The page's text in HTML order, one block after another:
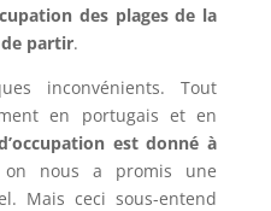
des plages de la
partir.
inconvénients. Tout
en portugais et en
est donné à
nous a promis une
Mais ceci sous-entend